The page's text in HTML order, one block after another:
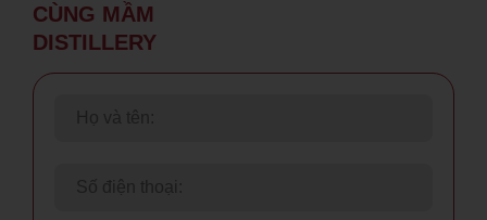
CÙNG MẦM
DISTILLERY